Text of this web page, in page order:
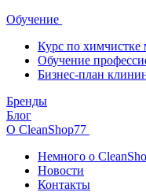
Обучение
Курс по химчистке
Обучение
Бизнес-план
Бренды
Блог
О CleanShop77
Немного о
Новости
Контакты